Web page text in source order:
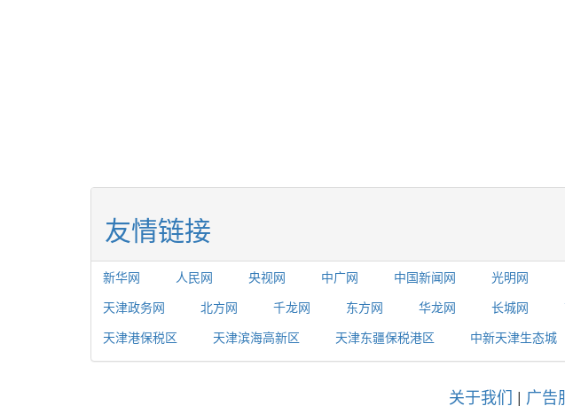
友情链接
新华网 人民网 央视网 中广网 中国新闻网 光明网
天津政务网
北方网 千龙网 东方网 华龙网 长城网
天津港保税区
天津滨海高新区 天津东疆保税港区 中新天津生态城
关于我们 | 广告